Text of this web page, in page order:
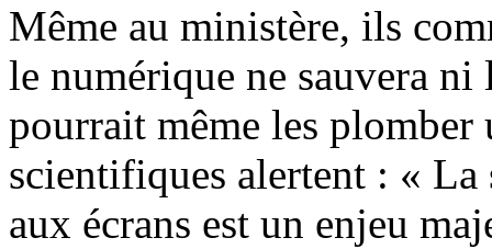
Même au ministère, ils
le numérique ne sauvera ni
pourrait même les plomber
scientifiques alertent : « La
aux écrans est un enjeu